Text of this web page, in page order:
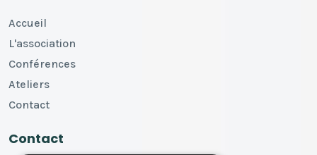
Accueil
L'association
Conférences
Ateliers
Contact
Contact